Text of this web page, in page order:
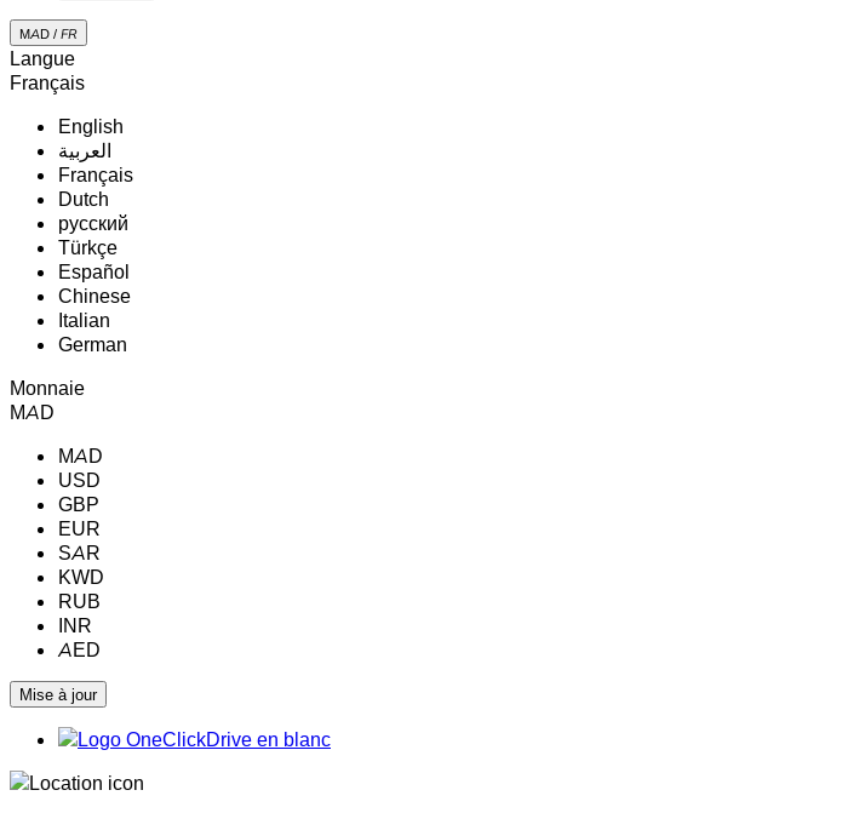
MAD / FR
Langue
Français
English
‏العربية‏
Français
Dutch
русский
Türkçe
Español
Chinese
Italian
German
Monnaie
MAD
MAD
USD
GBP
EUR
SAR
KWD
RUB
INR
AED